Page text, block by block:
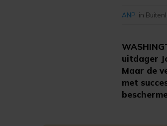
uitdager
Maar de
met
ANP in